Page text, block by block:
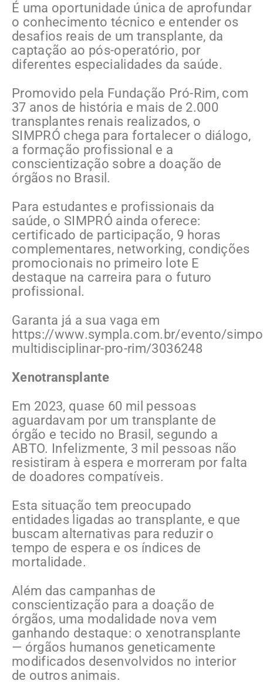
É uma oportunidade única de aprofundar
o conhecimento técnico e entender os
desafios reais de um transplante, da
captação ao pós-operatório, por
diferentes especialidades da saúde.
Promovido pela Fundação Pró-Rim, com
37 anos de história e mais de 2.000
transplantes renais realizados, o
SIMPRÓ chega para fortalecer o diálogo,
a formação profissional e a
conscientização sobre a doação de
órgãos no Brasil.
Para estudantes e profissionais da
saúde, o SIMPRÓ ainda oferece:
certificado de participação, 9 horas
complementares, networking, condições
promocionais no primeiro lote E
destaque na carreira para o futuro
profissional.
Garanta já a sua vaga em
https://www.sympla.com.br/evento/
multidisciplinar-pro-rim/3036248
Xenotransplante
Em 2023, quase 60 mil pessoas
aguardavam por um transplante de
órgão e tecido no Brasil, segundo a
ABTO. Infelizmente, 3 mil pessoas não
resistiram à espera e morreram por falta
de doadores compatíveis.
Esta situação tem preocupado
entidades ligadas ao transplante, e que
buscam alternativas para reduzir o
tempo de espera e os índices de
mortalidade.
Além das campanhas de
conscientização para a doação de
órgãos, uma modalidade nova vem
ganhando destaque: o xenotransplante
— órgãos humanos geneticamente
modificados desenvolvidos no interior
de outros animais.